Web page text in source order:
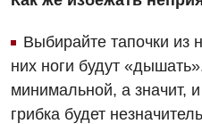
Отзывы
Видео
УЗИ
Эндоскопическое
Декларирование
Выбирайте тапочки из
них ноги будут
минимальной, а значит,
грибка будет